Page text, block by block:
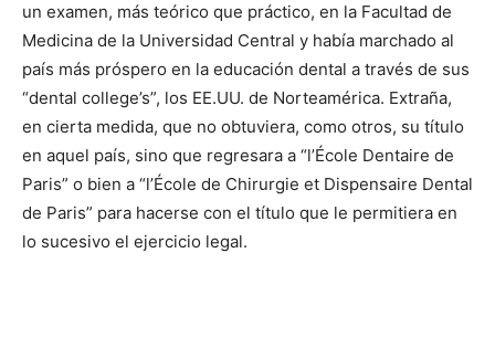
un examen, más teórico que práctico, en la Facultad de
Medicina de la Universidad Central y había marchado al
país más próspero en la educación dental a través de sus
“dental college’s”, los EE.UU. de Norteamérica. Extraña,
en cierta medida, que no obtuviera, como otros, su título
en aquel país, sino que regresara a “l’École Dentaire de
Paris” o bien a “l’École de Chirurgie et Dispensaire Dental
de Paris” para hacerse con el título que le permitiera en
lo sucesivo el ejercicio legal.